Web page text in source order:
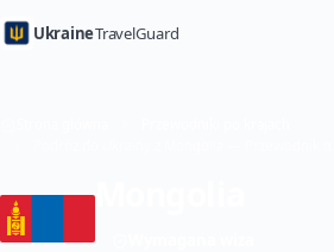
UkraineTravelGuard